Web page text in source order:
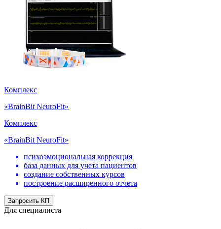
Комплекс
«BrainBit NeuroFit»
Комплекс
«BrainBit NeuroFit»
психоэмоциональная коррекция
база данных для учета пациентов
создание собственных курсов
построение расширенного отчета
Запросить КП
Для специалиста